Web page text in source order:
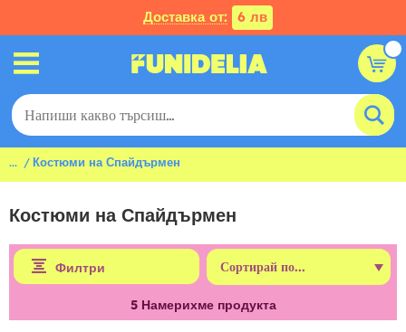
Доставка от: 6 лв
... Костюми на Спайдърмен
Костюми на Спайдърмен
Филтри
5Намерихме продукта